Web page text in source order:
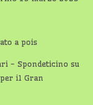
a pois
- Spondeticino su
il Gran